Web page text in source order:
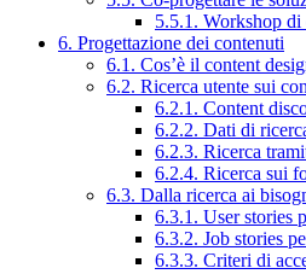
5.5.1. Workshop
6. Progettazione dei contenuti
6.1. Cos’è il content
6.2. Ricerca utente sui
6.2.1. Content
6.2.2. Dati di
6.2.3. Ricerca
6.2.4. Ricerca sui
6.3. Dalla ricerca ai
6.3.1. User stories
6.3.2. Job stories
6.3.3. Criteri di